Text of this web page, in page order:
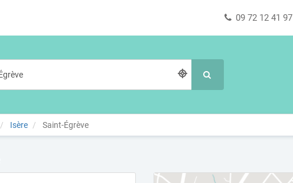
09 72 12 41 97
Isère Saint-Égrève